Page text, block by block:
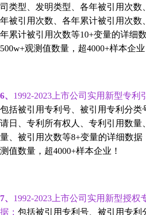
司类型、发明类型、各年被引用次数
年被引用次数、各年累计被引用次数
年累计被引用次数等10+变量的详细
500w+观测值数量，超4000+样本企业
6、 1992-2023上市公司实用新型专利
包括被引用专利号、被引用专利分类
请日、专利所有权人、专利引用数量
量、被引用次数等8+变量的详细数据
测值数量，超4000+样本企业！
7、 1992-2023上市公司实用新型授权
据： 包括被引用专利号、被引用专利